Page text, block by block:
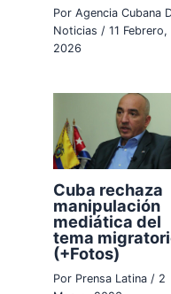
PorAgencia Cubana
Noticias/11 Febrero,
2026
Cuba rechaza
manipulación
mediática del
tema
(+Fotos)
Por Prensa Latina / 2